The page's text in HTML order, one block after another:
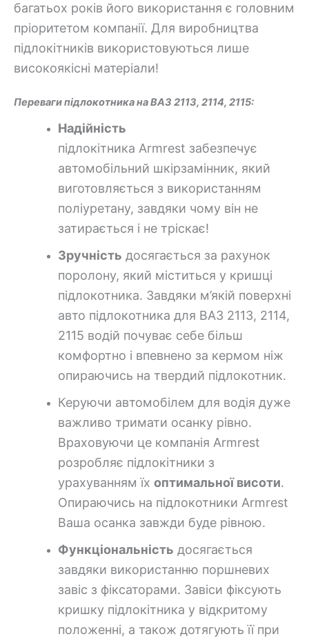
багатьох років його використання є головним
пріоритетом компанії. Для виробництва
підлокітників використовуються лише
високоякісні матеріали!
Переваги підлокотника на ВАЗ 2113, 2114, 2115:
Надійність
підлокітника Armrest забезпечує
автомобільний шкірзамінник, який
виготовляється з використанням
поліуретану, завдяки чому він не
затирається і не тріскає!
Зручність досягається за рахунок
поролону, який міститься у кришці
підлокотника. Завдяки м’якій поверхні
авто підлокотника для ВАЗ 2113, 2114,
2115 водій почуває себе більш
комфортно і впевнено за кермом ніж
опираючись на твердий підлокотник.
Керуючи автомобілем для водія дуже
важливо тримати осанку рівно.
Враховуючи це компанія Armrest
розробляє підлокітники з
урахуванням їх оптимальної висоти.
Опираючись на підлокотники Armrest
Ваша осанка завжди буде рівною.
Функціональність досягається
завдяки використанню поршневих
завіс з фіксаторами. Завіси фіксують
кришку підлокітника у відкритому
положенні, а також дотягують її при